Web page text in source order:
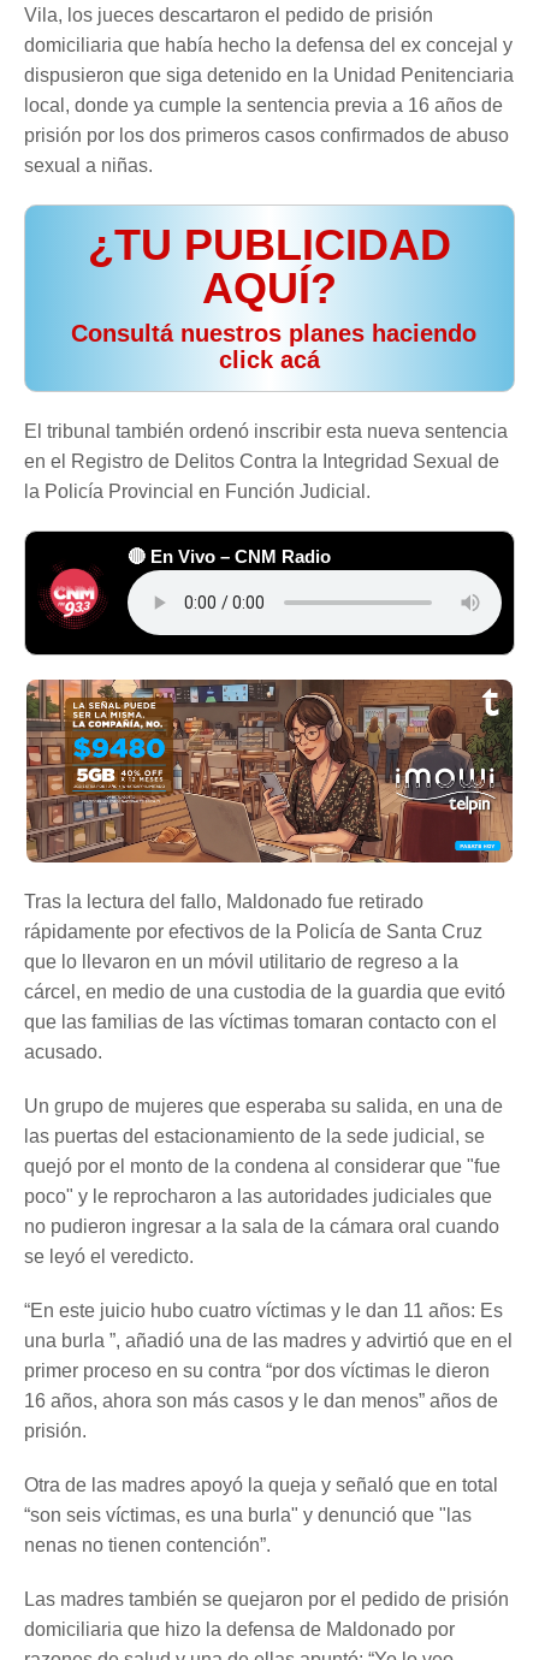
Vila, los jueces descartaron el pedido de prisión
domiciliaria que había hecho la defensa del ex concejal y
dispusieron que siga detenido en la Unidad Penitenciaria
local, donde ya cumple la sentencia previa a 16 años de
prisión por los dos primeros casos confirmados de abuso
sexual a niñas.
¿TU PUBLICIDAD
AQUÍ?
️ Consultá nuestros planes haciendo
click acá
El tribunal también ordenó inscribir esta nueva sentencia
en el Registro de Delitos Contra la Integridad Sexual de
la Policía Provincial en Función Judicial.
🔴 En Vivo – CNM Radio
Tras la lectura del fallo, Maldonado fue retirado
rápidamente por efectivos de la Policía de Santa Cruz
que lo llevaron en un móvil utilitario de regreso a la
cárcel, en medio de una custodia de la guardia que evitó
que las familias de las víctimas tomaran contacto con el
acusado.
Un grupo de mujeres que esperaba su salida, en una de
las puertas del estacionamiento de la sede judicial, se
quejó por el monto de la condena al considerar que "fue
poco" y le reprocharon a las autoridades judiciales que
no pudieron ingresar a la sala de la cámara oral cuando
se leyó el veredicto.
“En este juicio hubo cuatro víctimas y le dan 11 años: Es
una burla ”, añadió una de las madres y advirtió que en el
primer proceso en su contra “por dos víctimas le dieron
16 años, ahora son más casos y le dan menos” años de
prisión.
Otra de las madres apoyó la queja y señaló que en total
“son seis víctimas, es una burla" y denunció que "las
nenas no tienen contención”.
Las madres también se quejaron por el pedido de prisión
domiciliaria que hizo la defensa de Maldonado por